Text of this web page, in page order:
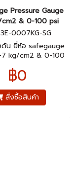
Pressure Gauge
& 0-100 psi
0007KG-SG
ดัน ยี่ห้อ safegauge
kg/cm2 & 0-100
เกลียวทองเหลือง
หลังมีปีก 1/4"pt
฿0
สั่งซื้อสินค้า